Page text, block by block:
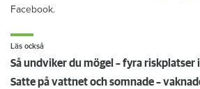
Facebook.
Läs också